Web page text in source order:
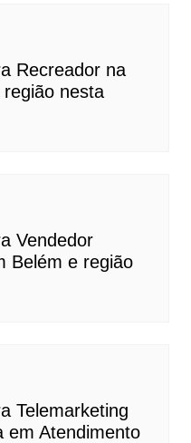
Recreador na
nesta
Vendedor
Belém e região
Telemarketing
em Atendimento